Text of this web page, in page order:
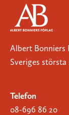
Albert Bonniers
Sveriges
Telefon
08-696 86 20